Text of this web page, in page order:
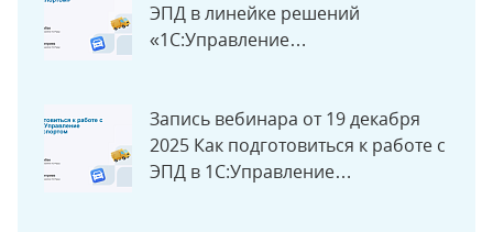
ЭПД в линейке решений
«1С:Управление
Запись вебинара от 19 декабря
2025 Как подготовиться к работе с
ЭПД в 1С:Управление